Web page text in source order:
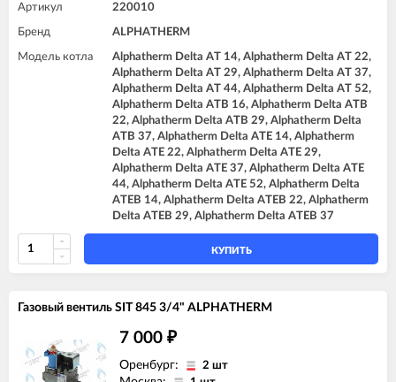
Артикул 220010
Бренд ALPHATHERM
Модель котла
Alphatherm Delta AT 14, Alphatherm Delta AT 22,
Alphatherm Delta AT 29, Alphatherm Delta AT 37,
Alphatherm Delta AT 44, Alphatherm Delta AT 52,
Alphatherm Delta ATB 16, Alphatherm Delta ATB
22, Alphatherm Delta ATB 29, Alphatherm Delta
ATB 37, Alphatherm Delta ATE 14, Alphatherm
Delta ATE 22, Alphatherm Delta ATE 29,
Alphatherm Delta ATE 37, Alphatherm Delta ATE
44, Alphatherm Delta ATE 52, Alphatherm Delta
ATEB 14, Alphatherm Delta ATEB 22, Alphatherm
Delta ATEB 29, Alphatherm Delta ATEB 37
КУПИТЬ
Газовый вентиль SIT 845 3/4" ALPHATHERM
7 000 ₽
Оренбург: 2 шт